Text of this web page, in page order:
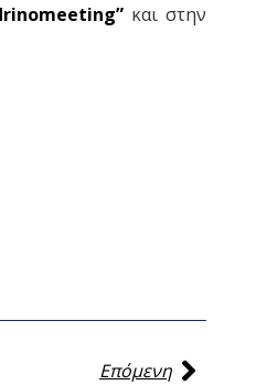
και στην
Επόμενη